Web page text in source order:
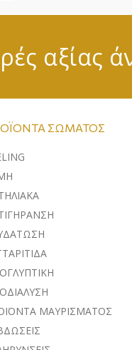
αξίας
ΣΏΜΑΤΟΣ
ΜΑΥΡΙΣΜΑΤΟΣ